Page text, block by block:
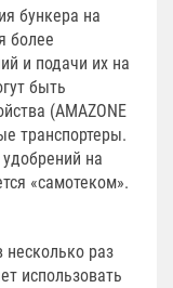
бункера на
более
и подачи их на
быть
(AMAZONE
транспортеры.
на
«самотеком».
несколько раз
использовать